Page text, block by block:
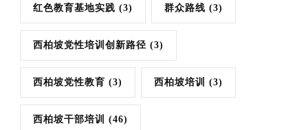
红色教育基地实践 (3) 群众路线 (3)
西柏坡党性培训创新路径 (3)
西柏坡党性教育 (3) 西柏坡培训 (3)
西柏坡干部培训 (46)